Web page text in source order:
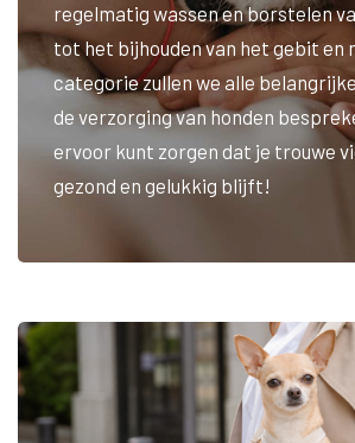
regelmatig wassen en borstelen
tot het bijhouden van het gebit en
categorie zullen we alle
de verzorging van honden
ervoor kunt zorgen dat je trouwe
gezond en gelukkig blijft!